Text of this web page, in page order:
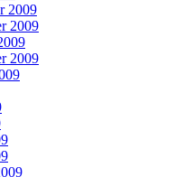
2009
2009
2009